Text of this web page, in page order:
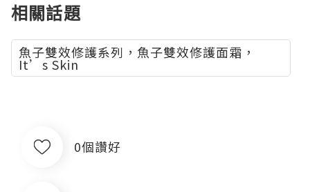
相關話題
魚子雙效修護系列，魚子雙效修護面霜，
It’s Skin
0個讚好